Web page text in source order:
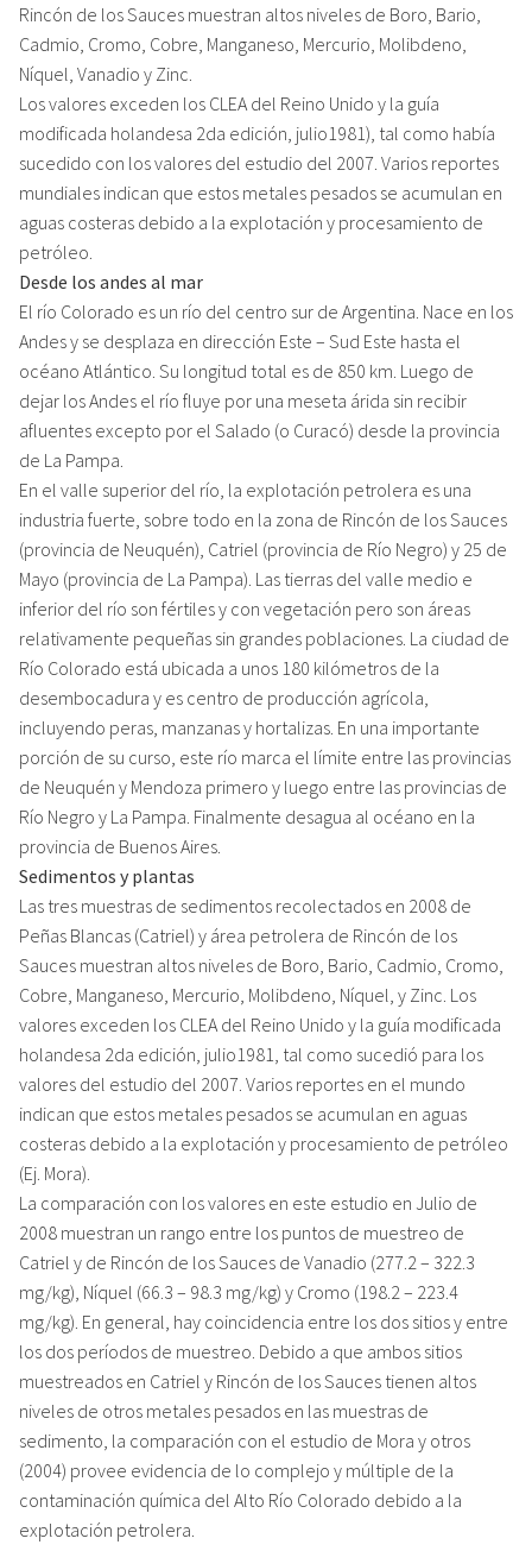
Rincón de los Sauces muestran altos niveles de Boro, Bario,
Cadmio, Cromo, Cobre, Manganeso, Mercurio, Molibdeno,
Níquel, Vanadio y Zinc.
Los valores exceden los CLEA del Reino Unido y la guía
modificada holandesa 2da edición, julio1981), tal como había
sucedido con los valores del estudio del 2007. Varios reportes
mundiales indican que estos metales pesados se acumulan en
aguas costeras debido a la explotación y procesamiento de
petróleo.
Desde los andes al mar
El río Colorado es un río del centro sur de Argentina. Nace en los
Andes y se desplaza en dirección Este – Sud Este hasta el
océano Atlántico. Su longitud total es de 850 km. Luego de
dejar los Andes el río fluye por una meseta árida sin recibir
afluentes excepto por el Salado (o Curacó) desde la provincia
de La Pampa.
En el valle superior del río, la explotación petrolera es una
industria fuerte, sobre todo en la zona de Rincón de los Sauces
(provincia de Neuquén), Catriel (provincia de Río Negro) y 25 de
Mayo (provincia de La Pampa). Las tierras del valle medio e
inferior del río son fértiles y con vegetación pero son áreas
relativamente pequeñas sin grandes poblaciones. La ciudad de
Río Colorado está ubicada a unos 180 kilómetros de la
desembocadura y es centro de producción agrícola,
incluyendo peras, manzanas y hortalizas. En una importante
porción de su curso, este río marca el límite entre las provincias
de Neuquén y Mendoza primero y luego entre las provincias de
Río Negro y La Pampa. Finalmente desagua al océano en la
provincia de Buenos Aires.
Sedimentos y plantas
Las tres muestras de sedimentos recolectados en 2008 de
Peñas Blancas (Catriel) y área petrolera de Rincón de los
Sauces muestran altos niveles de Boro, Bario, Cadmio, Cromo,
Cobre, Manganeso, Mercurio, Molibdeno, Níquel, y Zinc. Los
valores exceden los CLEA del Reino Unido y la guía modificada
holandesa 2da edición, julio1981, tal como sucedió para los
valores del estudio del 2007. Varios reportes en el mundo
indican que estos metales pesados se acumulan en aguas
costeras debido a la explotación y procesamiento de petróleo
(Ej. Mora).
La comparación con los valores en este estudio en Julio de
2008 muestran un rango entre los puntos de muestreo de
Catriel y de Rincón de los Sauces de Vanadio (277.2 – 322.3
mg/kg), Níquel (66.3 – 98.3 mg/kg) y Cromo (198.2 – 223.4
mg/kg). En general, hay coincidencia entre los dos sitios y entre
los dos períodos de muestreo. Debido a que ambos sitios
muestreados en Catriel y Rincón de los Sauces tienen altos
niveles de otros metales pesados en las muestras de
sedimento, la comparación con el estudio de Mora y otros
(2004) provee evidencia de lo complejo y múltiple de la
contaminación química del Alto Río Colorado debido a la
explotación petrolera.